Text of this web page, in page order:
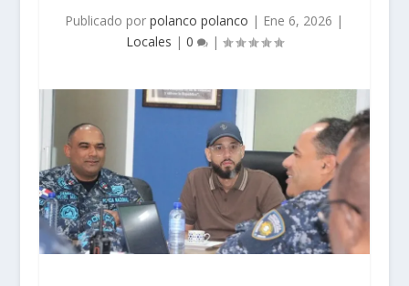
Publicado porpolanco polanco | Ene 6, 2026 |
Locales | 0 |